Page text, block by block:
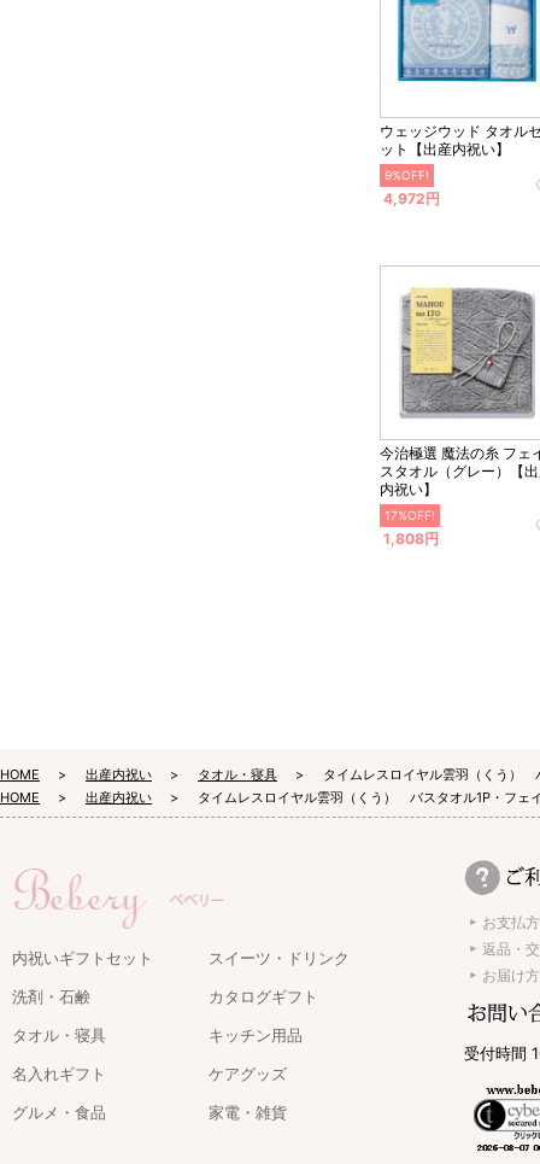
ウェッジウッド タオル
ット【出産内祝い】
9%OFF!
4,972円
今治極選 魔法の糸 フェ
スタオル（グレー）【
内祝い】
17%OFF!
1,808円
HOME 出産内祝い タオル・寝具
タイムレスロイヤル雲羽（くう）
HOME
出産内祝い タイムレスロイヤル雲羽（くう） バスタオル1P・フェ
内祝いギフトセット
スイーツ・ドリンク
洗剤・石鹸
カタログギフト
タオル・寝具
キッチン用品
名入れギフト
ケアグッズ
グルメ・食品
家電・雑貨
お支払
返品・
お届け
受付時間